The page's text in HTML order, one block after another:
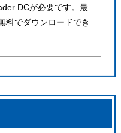
DCが必要です。最
料でダウンロードでき